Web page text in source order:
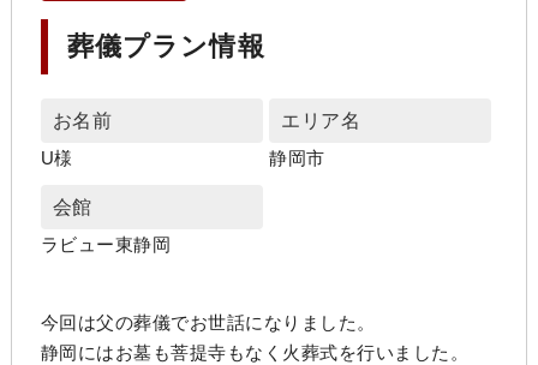
葬儀プラン情報
お名前
U様
エリア名
静岡市
会館
ラビュー東静岡
今回は父の葬儀でお世話になりました。
静岡にはお墓も菩提寺もなく火葬式を行いました。